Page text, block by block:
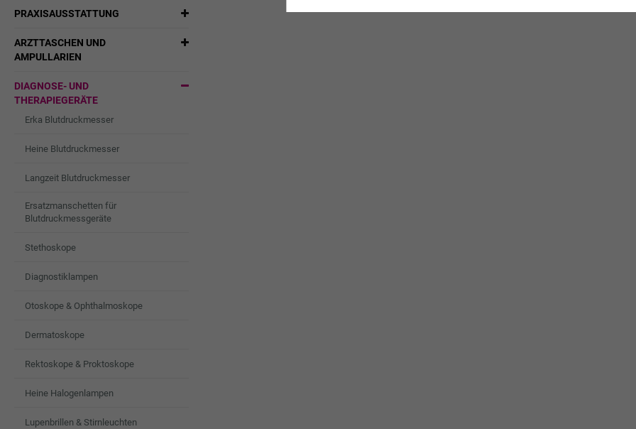
PRAXISAUSSTATTUNG
ARZTTASCHEN UND
AMPULLARIEN
DIAGNOSE- UND
THERAPIEGERÄTE
Erka Blutdruckmesser
Heine Blutdruckmesser
Langzeit Blutdruckmesser
Ersatzmanschetten für
Blutdruckmessgeräte
Stethoskope
Diagnostiklampen
Otoskope & Ophthalmoskope
Dermatoskope
Rektoskope & Proktoskope
Heine Halogenlampen
Lupenbrillen & Stirnleuchten